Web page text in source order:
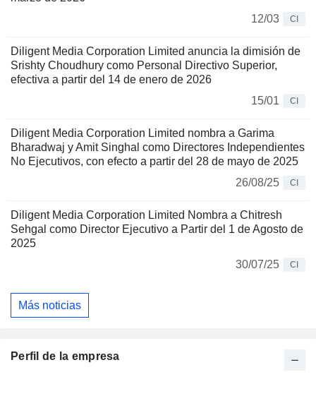
12/03
CI
Diligent Media Corporation Limited anuncia la dimisión de
Srishty Choudhury como Personal Directivo Superior,
efectiva a partir del 14 de enero de 2026
15/01
CI
Diligent Media Corporation Limited nombra a Garima
Bharadwaj y Amit Singhal como Directores Independientes
No Ejecutivos, con efecto a partir del 28 de mayo de 2025
26/08/25
CI
Diligent Media Corporation Limited Nombra a Chitresh
Sehgal como Director Ejecutivo a Partir del 1 de Agosto de
2025
30/07/25
CI
Más noticias
Perfil de la empresa